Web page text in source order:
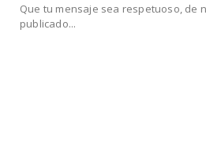
Que tu mensaje sea respetuoso, de
publicado...